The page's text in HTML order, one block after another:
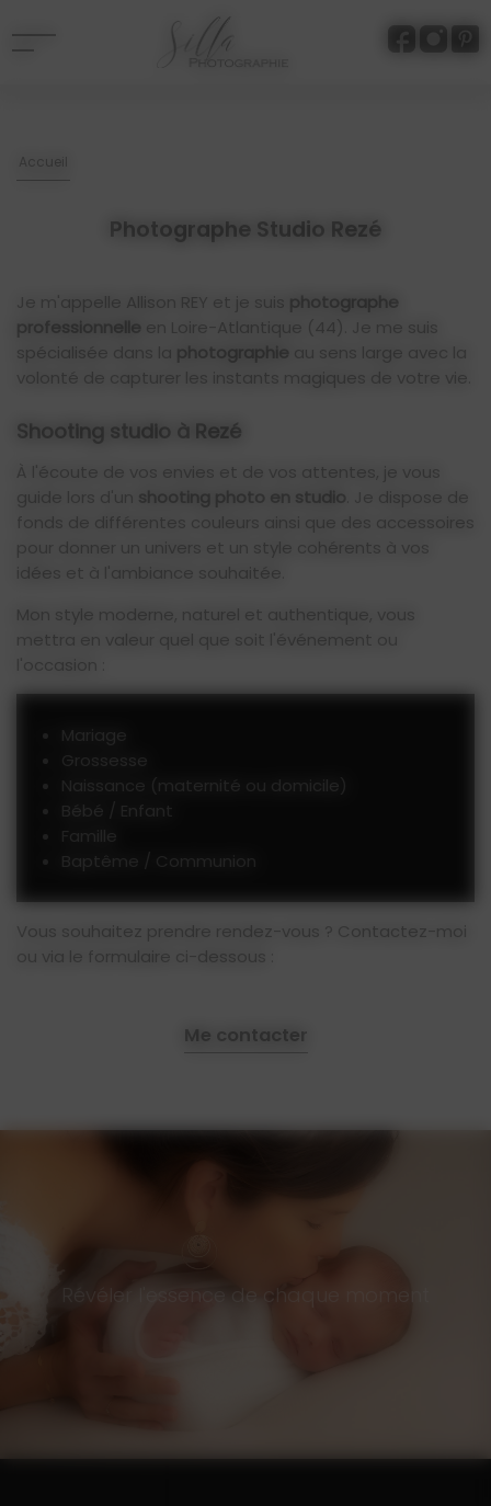
Accueil
Photographe Studio Rezé
Je m'appelle Allison REY et je suis photographe
professionnelle en Loire-Atlantique (44). Je me suis
photographie
au sens large avec la
volonté de capturer les instants magiques de votre vie.
Shooting studio à Rezé
À l'écoute de vos envies et de vos attentes, je vous
guide lors d'un
shooting photo en studio
. Je dispose de
pour donner un univers et un style cohérents à vos
Mon style moderne, naturel et authentique, vous
mettra en valeur quel que soit l'événement ou
Mariage
Grossesse
Naissance (maternité ou domicile)
Baptême / Communion
Vous souhaitez prendre rendez-vous ? Contactez-moi
Me contacter
Révéler l'essence de chaque moment